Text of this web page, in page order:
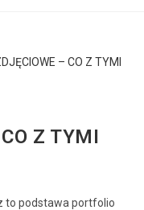
Z TYMI
to podstawa portfolio